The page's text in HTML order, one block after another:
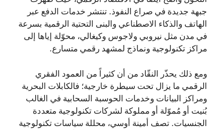
جبهة جديدة في صراع النفوذ. تنتشر خدمات الدفع عبر
الهاتف والذكاء الاصطناعي والبنى التحتية الرقمية بسرعة
في مدن مثل نيروبي ولاجوس وكيغالي، محوّلة إياها إلى
مراكز تكنولوجية ونماذج لمشهد رقمي متسارع.
ومع ذلك يحذّر النقّاد من أن كثيراً من العمود الفقري
الرقمي ما يزال تحت سيطرة خارجية؛ فالكابلات البحرية
ومراكز البيانات وخدمات الحوسبة السحابية في الغالب
بُنيت أو مُموّلة أو مملوكة لشركات تكنولوجية متعددة
الجنسيات. تصف أمينة أوسي، محللة سياسات تكنولوجية